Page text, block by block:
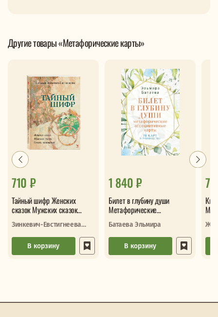
Другие товары «Метафорические карты»
710 ₽
Тайный шифр Женских
сказок Мужских сказок
Сказки отношений
Зинкевич-Евстигнеева
В корзину
1 840 ₽
Билет в глубину души
Метафорические
ассоциативные карты
Батаева Эльмира
В корзину